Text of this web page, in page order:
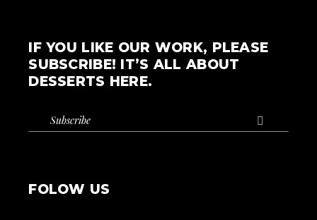
IF YOU LIKE OUR WORK, PLEASE
SUBSCRIBE! IT’S ALL ABOUT
DESSERTS HERE.

FOLOW US